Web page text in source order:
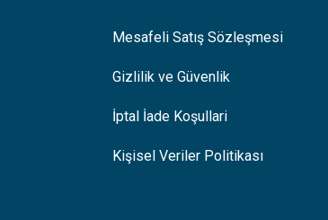
Mesafeli Satış Sözleşmesi
Gizlilik ve Güvenlik
İptal İade Koşullari
Kişisel Veriler Politikası